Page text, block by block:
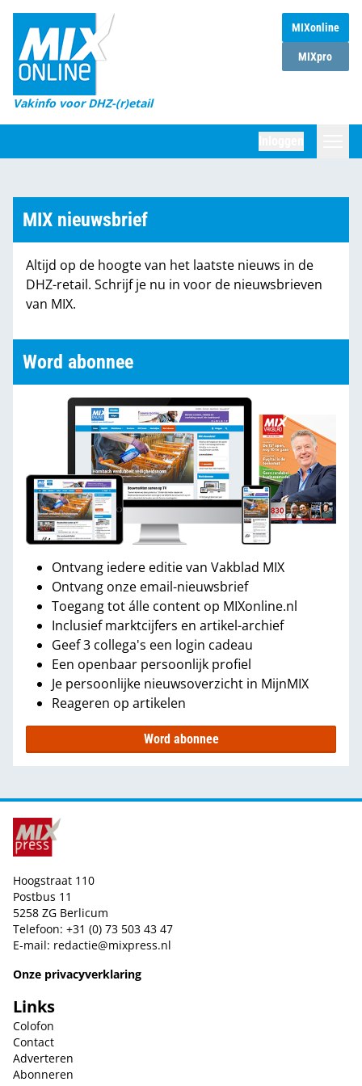
MIXonline
MIXpro
Vakinfo voor DHZ-(r)etail
Home
Magazines
DHZ Sessie
Marktcijfers
Partners
MIX nieuwsbrief
Altijd op de hoogte van het laatste nieuws in de
DHZ-retail. Schrijf je nu in voor de nieuwsbrieven
van MIX.
Word abonnee
Ontvang iedere editie van Vakblad MIX
Ontvang onze email-nieuwsbrief
Toegang tot álle content op MIXonline.nl
Inclusief marktcijfers en artikel-archief
Geef 3 collega's een login cadeau
Een openbaar persoonlijk profiel
Je persoonlijke nieuwsoverzicht in MijnMIX
Reageren op artikelen
Word abonnee
Hoogstraat 110
Postbus 11
5258 ZG Berlicum
Telefoon: +31 (0) 73 503 43 47
E-mail: redactie@mixpress.nl
Onze privacyverklaring
Links
Colofon
Contact
Adverteren
Abonneren